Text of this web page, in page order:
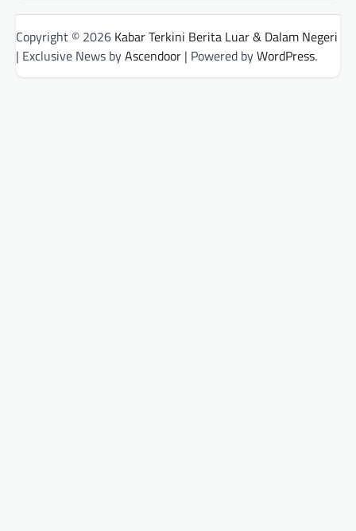
Copyright © 2026 Kabar Terkini Berita Luar & Dalam Negeri
| Exclusive News byAscendoor | Powered byWordPress.